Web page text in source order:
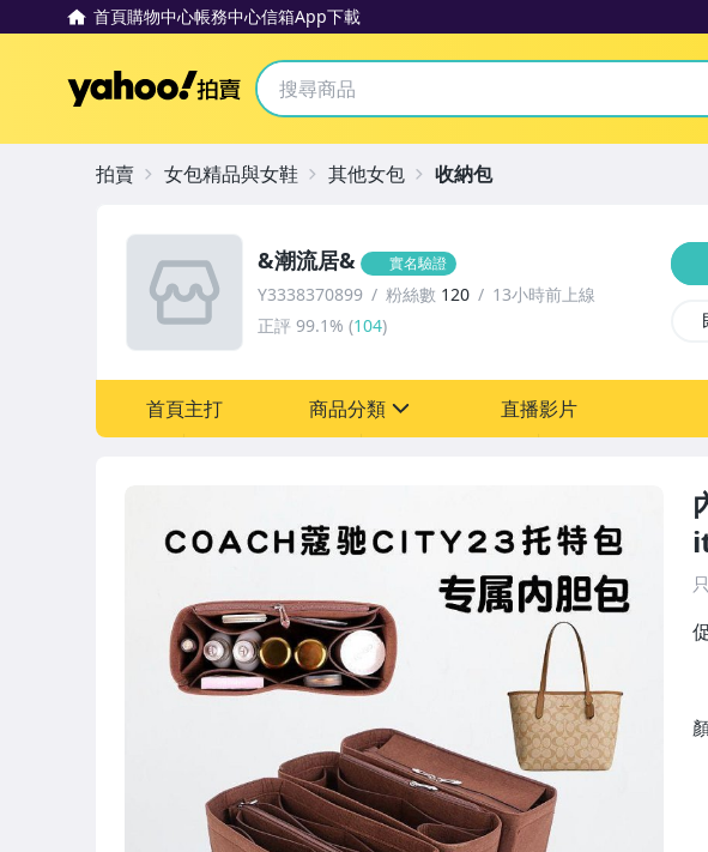
首頁購物中心帳務中心信箱App下載
Yahoo拍賣
&潮流居& 實名驗證
Y3338370899 粉絲數 120
13小時前上線
正評 99.1% (104)
首頁主打 商品分類
女裝與服飾配件
運動、戶外與休閒
直播影片
拍賣 女包精品與女鞋 其他女包 收納包